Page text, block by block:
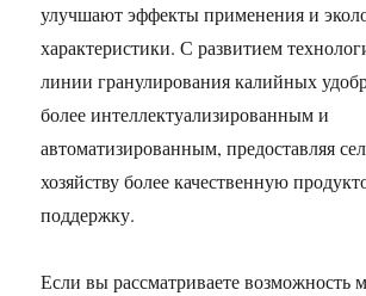
улучшают эффекты применения и
характеристики. С развитием
линии гранулирования калийных
более интеллектуализированным и
автоматизированным, предоставляя
хозяйству более качественную
поддержку.
Если вы рассматриваете возможность